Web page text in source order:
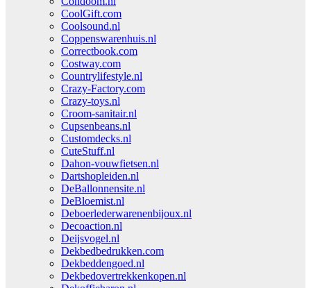
CoolGift.com
Coolsound.nl
Coppenswarenhuis.nl
Correctbook.com
Costway.com
Countrylifestyle.nl
Crazy-Factory.com
Crazy-toys.nl
Croom-sanitair.nl
Cupsenbeans.nl
Customdecks.nl
CuteStuff.nl
Dahon-vouwfietsen.nl
Dartshopleiden.nl
DeBallonnensite.nl
DeBloemist.nl
Deboerlederwarenenbijoux.nl
Decoaction.nl
Deijsvogel.nl
Dekbedbedrukken.com
Dekbeddengoed.nl
Dekbedovertrekkenkopen.nl